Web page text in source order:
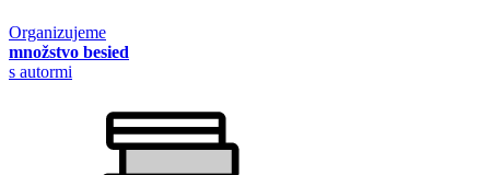
Organizujeme
množstvo besied
s autormi